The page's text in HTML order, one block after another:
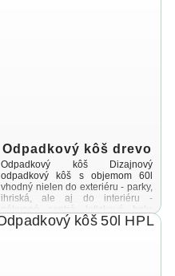
Odpadkový kôš drevo
Odpadkový kôš Dizajnový
odpadkový kôš s objemom 60l
vhodný nielen do exteriéru - parky,
ihriská, ale aj do interiéru -
nákupné centrá, letiskové haly,
vstupné ...